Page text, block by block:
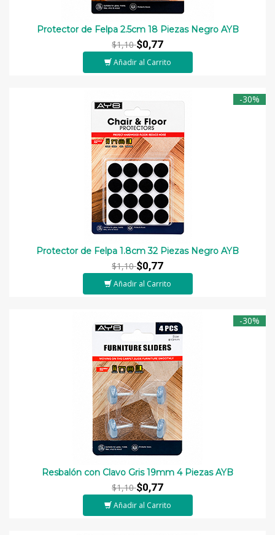
Protector de Felpa 2.5cm 18 Piezas Negro AYB
$1,10$0,77
Añadir al Carrito
-30%
Protector de Felpa 1.8cm 32 Piezas Negro AYB
$1,10$0,77
Añadir al Carrito
-30%
Resbalón con Clavo Gris 19mm 4 Piezas AYB
$1,10$0,77
Añadir al Carrito